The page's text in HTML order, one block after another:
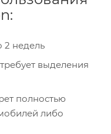
2 недель
выделения
полностью
либо